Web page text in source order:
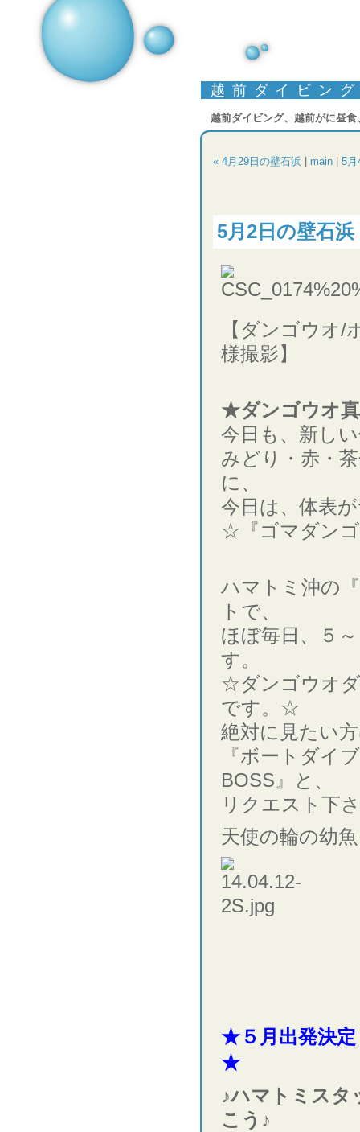
越前ダイビン
越前ダイビング、越前がに昼
« 4月29日の壁石浜 main 5月
5月2日の壁石浜
【ダンゴウオ/
様撮影】
★ダンゴウオ
今日も、新し
みどり・赤・
に、
今日は、体表
☆『ゴマダン
ハマトミ沖の
トで、
ほぼ毎日、５
す。
☆ダンゴウオ
です。☆
絶対に見たい
『ボートダイ
BOSS』と、
リクエスト下
天使の輪の幼
★５月出発決
★
♪ハマトミスタ
こう♪